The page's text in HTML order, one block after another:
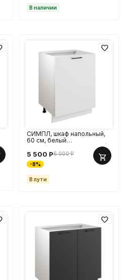
В наличии
СИМПЛ, шкаф напольный,
60 см, белый
(СИМПЛ_2008319046069)
5 500 Р6 000 Р
-8%
В пути